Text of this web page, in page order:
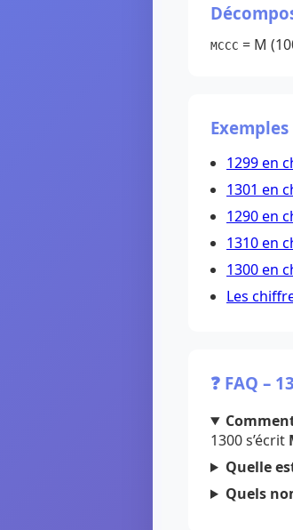
MCCC = M
1299 en
1301 en
1290 en
1310 en
1300 en
Les
❓ FAQ –
1300 s’écrit
Quelle
Quels